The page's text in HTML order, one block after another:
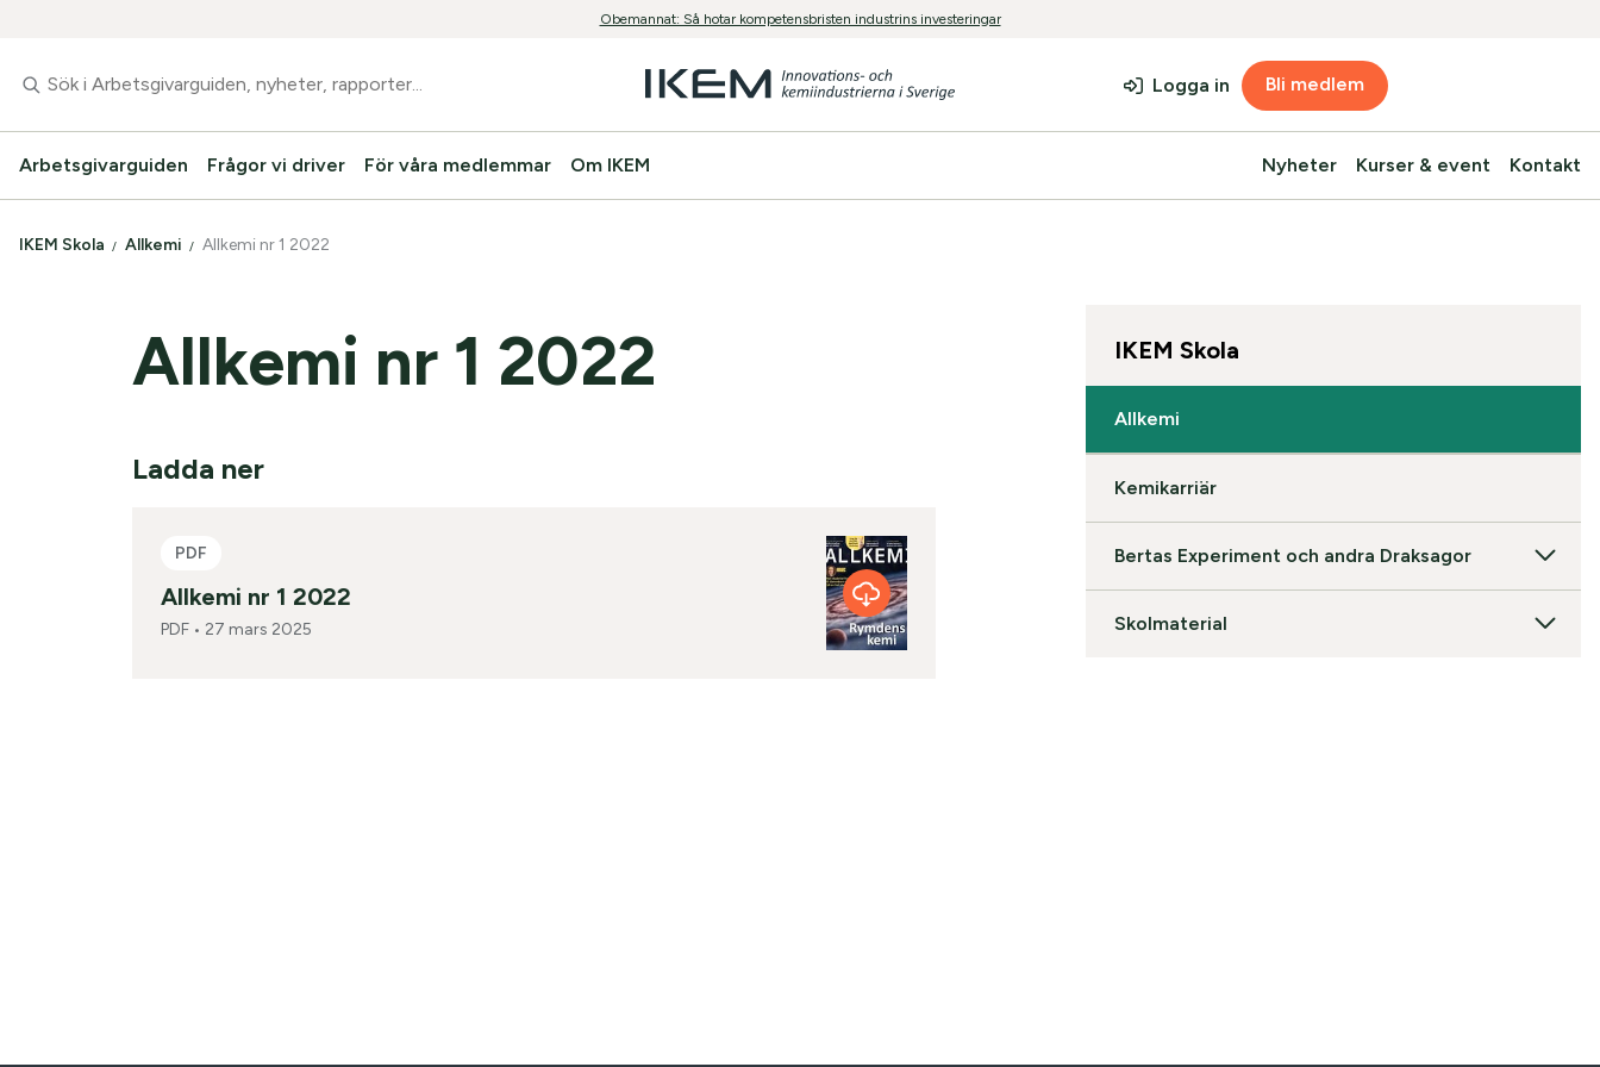
Obemannat: Så hotar kompetensbristen industrins investeringar
Arbetsgivarguiden Frågor vi driver För våra medlemmar Om IKEM Nyheter Kurser & event Kontakt
Logga in Bli medlem
IKEM Skola Allkemi Allkemi nr 1 2022
Allkemi nr 1 2022
Ladda ner
PDF
Allkemi nr 1 2022
PDF • 27 mars 2025
IKEM Skola
Allkemi
Kemikarriär
Bertas Experiment och andra Draksagor
Skolmaterial